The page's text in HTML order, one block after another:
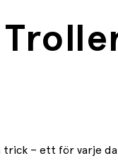
trick – ett för varje